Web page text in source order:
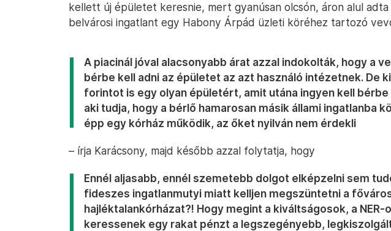
kellett új épületet keresnie, mert gyanúsan olcsón, áron alul adta
belvárosi ingatlant egy Habony Árpád üzleti köréhez tartozó
A piacinál jóval alacsonyabb árat azzal indokolták, hogy a
bérbe kell adni az épületet az azt használó intézetnek. De
forintot is egy olyan épületért, amit utána ingyen kell bérbe
aki tudja, hogy a bérlő hamarosan másik állami ingatlanba
épp egy kórház működik, az őket nyilván nem érdekli
– írja Karácsony, majd később azzal folytatja, hogy
Ennél aljasabb, ennél szemetebb dolgot elképzelni sem
fideszes ingatlanmutyi miatt kelljen megszüntetni a
hajléktalankórházat?! Hogy megint a kiváltságosok, a NER-
keressenek egy rakat pénzt a legszegényebb,